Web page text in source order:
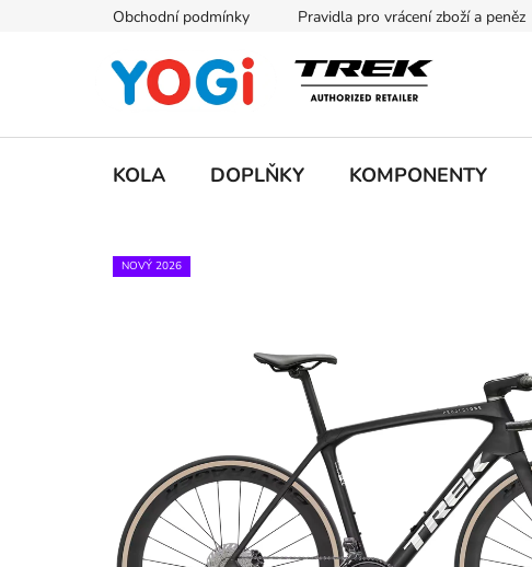
Obchodní podmínky Pravidla pro vrácení zboží a peněz
KOLA DOPLŇKY KOMPONENTY
NOVÝ 2026